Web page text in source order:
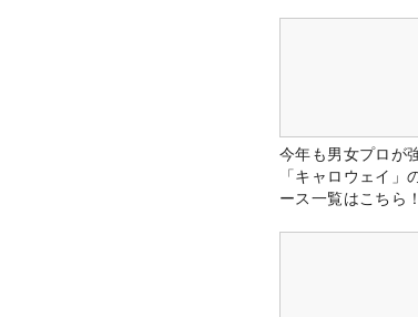
今年も男女プロが
「キャロウェイ」
ース一覧はこちら！